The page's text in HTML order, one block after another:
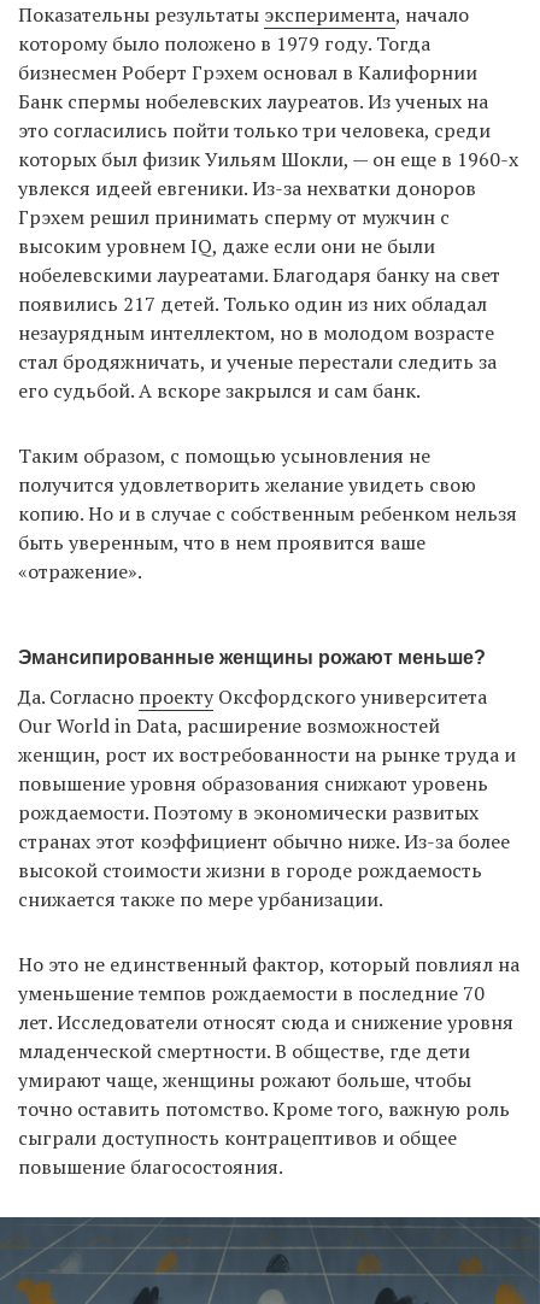
Показательны результаты эксперимента, начало
которому было положено в 1979 году. Тогда
бизнесмен Роберт Грэхем основал в Калифорнии
Банк спермы нобелевских лауреатов. Из ученых на
это согласились пойти только три человека, среди
которых был физик Уильям Шокли, — он еще в 1960-х
увлекся идеей евгеники. Из-за нехватки доноров
Грэхем решил принимать сперму от мужчин с
высоким уровнем IQ, даже если они не были
нобелевскими лауреатами. Благодаря банку на свет
появились 217 детей. Только один из них обладал
незаурядным интеллектом, но в молодом возрасте
стал бродяжничать, и ученые перестали следить за
его судьбой. А вскоре закрылся и сам банк.
Таким образом, с помощью усыновления не
получится удовлетворить желание увидеть свою
копию. Но и в случае с собственным ребенком нельзя
быть уверенным, что в нем проявится ваше
«отражение».
Эмансипированные женщины рожают меньше?
Да. Согласно проектуОксфордского университета
Our World in Data, расширение возможностей
женщин, рост их востребованности на рынке труда и
повышение уровня образования снижают уровень
рождаемости. Поэтому в экономически развитых
странах этот коэффициент обычно ниже. Из-за более
высокой стоимости жизни в городе рождаемость
снижается также по мере урбанизации.
Но это не единственный фактор, который повлиял на
уменьшение темпов рождаемости в последние 70
лет. Исследователи относят сюда и снижение уровня
младенческой смертности. В обществе, где дети
умирают чаще, женщины рожают больше, чтобы
точно оставить потомство. Кроме того, важную роль
сыграли доступность контрацептивов и общее
повышение благосостояния.